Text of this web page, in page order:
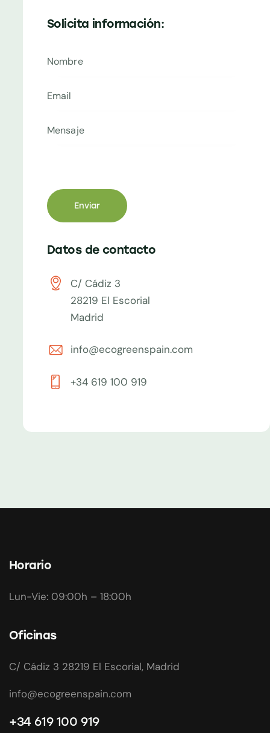
Solicita información:
Datos de contacto
C/ Cádiz 3
28219 El Escorial
Madrid
info@ecogreenspain.com
+34 619 100 919
Horario
Lun-Vie: 09:00h – 18:00h
Oficinas
C/ Cádiz 3 28219 El Escorial, Madrid
info@ecogreenspain.com
+34 619 100 919